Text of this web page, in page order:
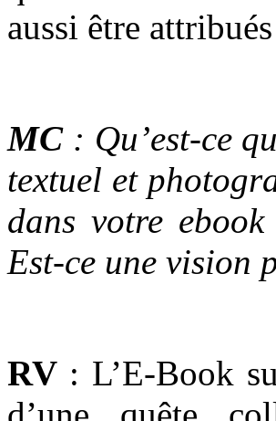
aussi être
MC: Qu’est-ce
textuel et
dans votre
Est-ce une vision
RV : L’E-Book